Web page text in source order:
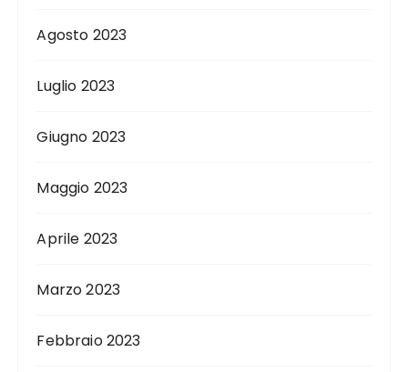
Agosto 2023
Luglio 2023
Giugno 2023
Maggio 2023
Aprile 2023
Marzo 2023
Febbraio 2023